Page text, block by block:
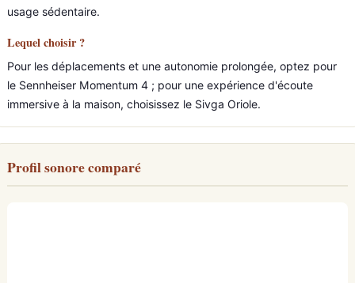
usage sédentaire.
Lequel choisir ?
Pour les déplacements et une autonomie prolongée, optez pour
le Sennheiser Momentum 4 ; pour une expérience d'écoute
immersive à la maison, choisissez le Sivga Oriole.
Profil sonore comparé